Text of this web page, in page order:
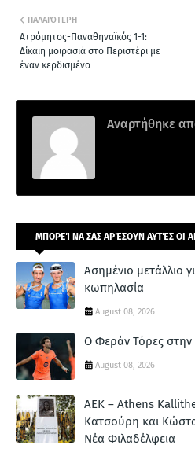
ΠΑΛΑΙΌΤΕΡΗ
Ατρόμητος-Παναθηναϊκός 1-1:
Δίκαιη μοιρασιά στο Περιστέρι με
έναν κερδισμένο
Αναρτήθηκε
ΜΠΟΡΕΊ ΝΑ ΣΑΣ ΑΡΈΣΟΥΝ ΑΥΤΈΣ ΟΙ
Ασημένιο μετάλλιο
κωπηλασία
August 08, 2026
Ο Φεράν Τόρες στην
August 08, 2026
ΑΕΚ – Athens
Κατσούρη και
Νέα Φιλαδέλφεια